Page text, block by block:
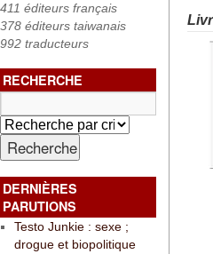
411 éditeurs français
378 éditeurs taiwanais
992 traducteurs
RECHERCHE
DERNIÈRES
PARUTIONS
Testo Junkie : sexe ;
drogue et biopolitique